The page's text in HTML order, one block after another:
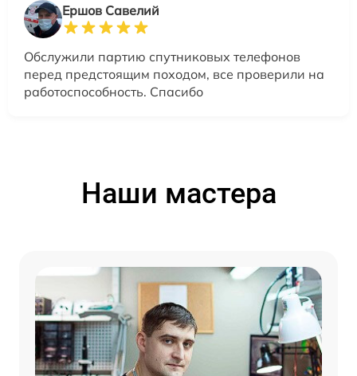
Ершов Савелий
Обслужили партию спутниковых телефонов
перед предстоящим походом, все проверили на
работоспособность. Спасибо
Наши мастера